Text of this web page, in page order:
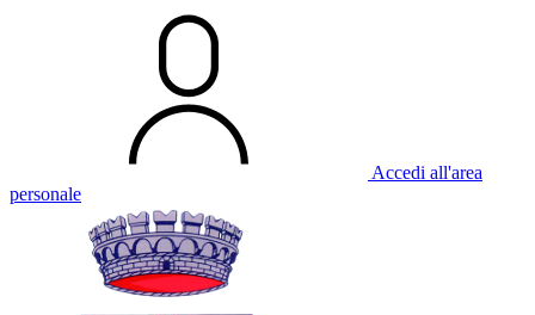
Accedi all'area
personale